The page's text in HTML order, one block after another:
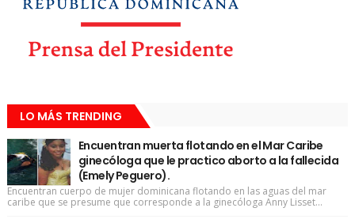
LO MÁS TRENDING
Encuentran muerta flotando en el Mar Caribe
ginecóloga que le practico aborto a la fallecida
(Emely Peguero).
Encuentran cuerpo de mujer dominicana flotando en las aguas del mar
caribe que se presume que corresponde a la ginecóloga Anny Lisset...